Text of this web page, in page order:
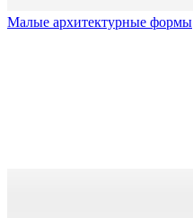
Малые архитектурные формы